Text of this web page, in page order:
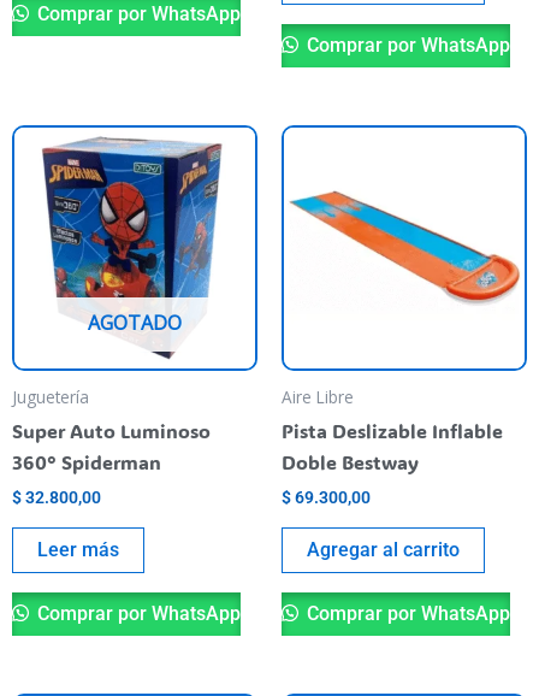
Comprar por WhatsApp
Comprar por WhatsApp
AGOTADO
Juguetería
Super Auto Luminoso
360° Spiderman
$32.800,00
Leer más
Comprar por WhatsApp
Aire Libre
Pista Deslizable Inflable
Doble Bestway
$69.300,00
Agregar al carrito
Comprar por WhatsApp